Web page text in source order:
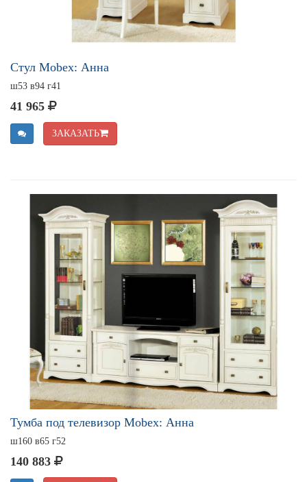
Стул Mobex: Анна
ш53 в94 г41
41 965
ЗАКАЗАТЬ
Тумба под телевизор Mobex: Анна
ш160 в65 г52
140 883